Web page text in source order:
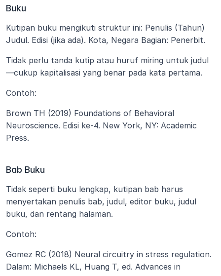
Buku
Kutipan buku mengikuti struktur ini: Penulis (Tahun)
Judul. Edisi (jika ada). Kota, Negara Bagian: Penerbit.
Tidak perlu tanda kutip atau huruf miring untuk judul
—cukup kapitalisasi yang benar pada kata pertama.
Contoh:
Brown TH (2019) Foundations of Behavioral
Neuroscience. Edisi ke-4. New York, NY: Academic
Press.
Bab Buku
Tidak seperti buku lengkap, kutipan bab harus
menyertakan penulis bab, judul, editor buku, judul
buku, dan rentang halaman.
Contoh:
Gomez RC (2018) Neural circuitry in stress regulation.
Dalam: Michaels KL, Huang T, ed. Advances in